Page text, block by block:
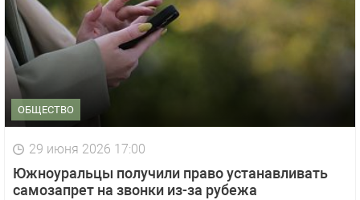
ОБЩЕСТВО
29 июня 2026 17:00
Южноуральцы получили право устанавливать
самозапрет на звонки из-за рубежа